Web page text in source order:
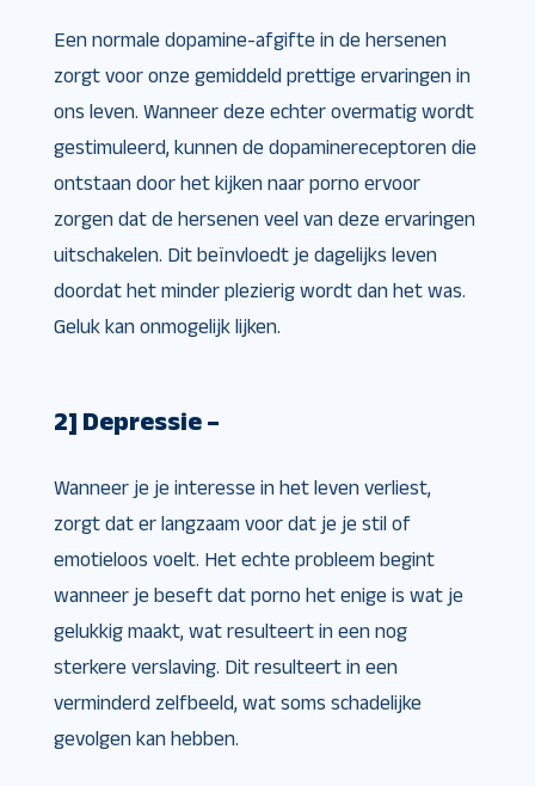
Een normale dopamine-afgifte in de hersenen
zorgt voor onze gemiddeld prettige ervaringen in
ons leven. Wanneer deze echter overmatig wordt
gestimuleerd, kunnen de dopaminereceptoren die
ontstaan ​​door het kijken naar porno ervoor
zorgen dat de hersenen veel van deze ervaringen
uitschakelen. Dit beïnvloedt je dagelijks leven
doordat het minder plezierig wordt dan het was.
Geluk kan onmogelijk lijken.
2] Depressie –
Wanneer je je interesse in het leven verliest,
zorgt dat er langzaam voor dat je je stil of
emotieloos voelt. Het echte probleem begint
wanneer je beseft dat porno het enige is wat je
gelukkig maakt, wat resulteert in een nog
sterkere verslaving. Dit resulteert in een
verminderd zelfbeeld, wat soms schadelijke
gevolgen kan hebben.